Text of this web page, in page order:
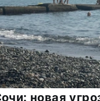
новая